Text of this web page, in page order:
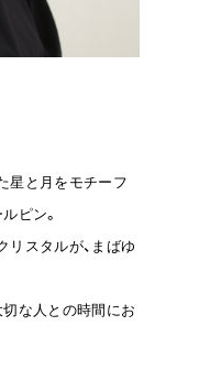
星と月をモチーフ
ピン。
スタルが、まばゆ
な人との時間にお